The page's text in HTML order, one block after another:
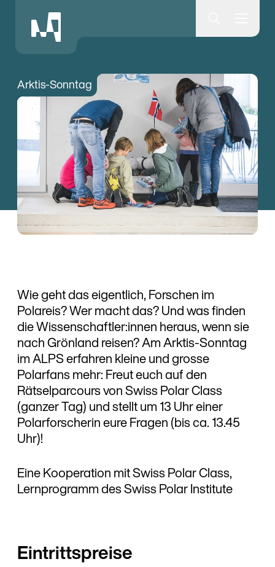
Museumsquartier Bern
Arktis-Sonntag
Wie geht das eigentlich, Forschen im
Polareis? Wer macht das? Und was finden
die Wissenschaftler:innen heraus, wenn sie
nach Grönland reisen? Am Arktis-Sonntag
im ALPS erfahren kleine und grosse
Polarfans mehr: Freut euch auf den
Rätselparcours von Swiss Polar Class
(ganzer Tag) und stellt um 13 Uhr einer
Polarforscherin eure Fragen (bis ca. 13.45
Uhr)!
Eine Kooperation mit Swiss Polar Class,
Lernprogramm des Swiss Polar Institute
Eintrittspreise